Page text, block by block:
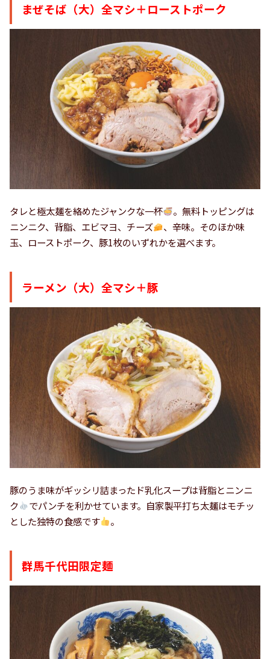
まぜそば（大）全マシ＋ローストポーク
タレと極太麺を絡めたジャンクな一杯
。無料トッピングは
ニンニク、背脂、エビマヨ、チーズ
、辛味。そのほか味
玉、ローストポーク、豚1枚のいずれかを選べます。
ラーメン（大）全マシ＋豚
豚のうま味がギッシリ詰まったド乳化スープは背脂とニンニ
ク
でパンチを利かせています。自家製平打ち太麺はモチッ
とした独特の食感です
。
群馬千代田限定麺